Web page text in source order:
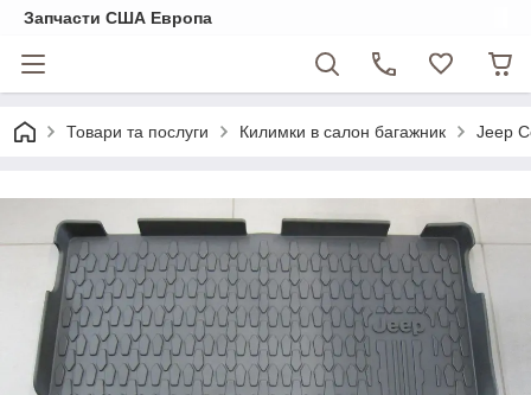
Запчасти США Европа
Товари та послуги Килимки в салон багажник Jeep